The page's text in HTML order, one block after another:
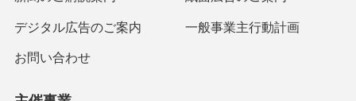
デジタル広告のご案内 一般事業主行動計画
お問い合わせ